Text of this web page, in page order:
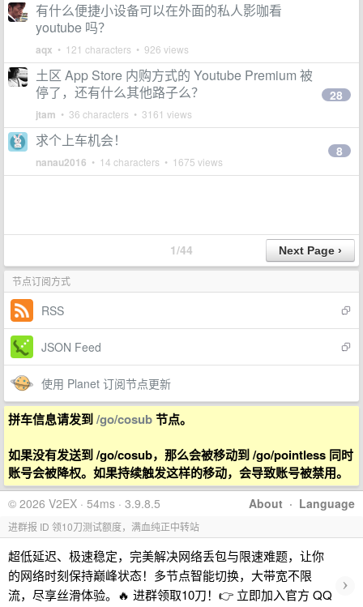
有什么便捷小设备可以在外面的私人影咖看
youtube 吗？
aqx • 121 characters • 926 views
土区 App Store 内购方式的 Youtube Premium 被
停了，还有什么其他路子么？
jtam • 36 characters • 3161 views
28
求个上车机会！
nanau2016 • 14 characters • 1675 views
8
1/44
节点订阅方式
RSS
JSON Feed
使用 Planet 订阅节点更新
拼车信息请发到/go/cosub节点。
如果没有发送到 /go/cosub，那么会被移动到 /go/pointless 同时
账号会被降权。如果持续触发这样的移动，会导致账号被禁用。
About · Language
© 2026 V2EX · 54ms · 3.9.8.5
进群报 ID 领10刀测试额度，满血纯正中转站
超低延迟、极速稳定，完美解决网络丢包与限速难题，让你
的网络时刻保持巅峰状态！多节点智能切换，大带宽不限
流，尽享丝滑体验。🔥 进群领取10刀！👉 立即加入官方 QQ
›